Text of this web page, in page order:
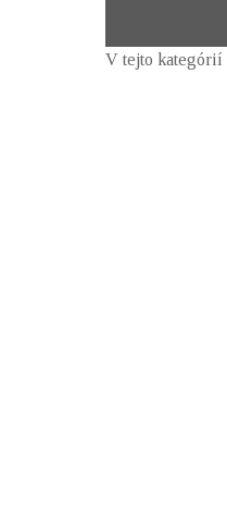
V tejto kategórií